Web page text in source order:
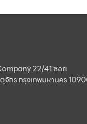
22/41 ซอย
จักร กรุงเทพมหานคร